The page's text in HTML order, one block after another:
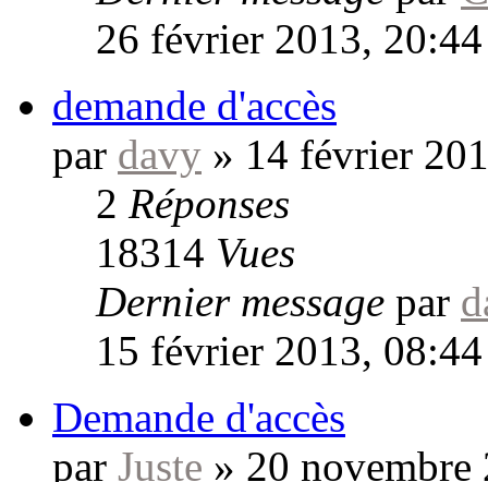
26 février 2013, 20:44
demande d'accès
par davy » 14 février
2 Réponses
18314 Vues
Dernier message par
15 février 2013, 08:44
Demande d'accès
par Juste » 20 novembre